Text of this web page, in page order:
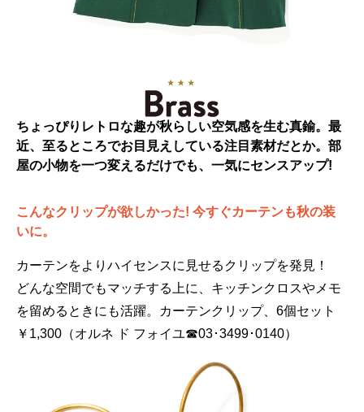
ちょっぴりレトロな趣が秋らしい空気感を生む真鍮。最
近、至るところでお目見えしている注目素材だとか。部
屋の小物を一つ変えるだけでも、一気にセンスアップ!
こんなクリップが欲しかった! 今すぐカーテンも秋の装
いに。
カーテンをよりハイセンスに見せるクリップを発見！
どんな空間でもマッチする上に、キッチンクロスやメモ
を留めるときにも活躍。カーテンクリップ、6個セット
￥1,300（オルネ ド フォイユ☎03･3499･0140）